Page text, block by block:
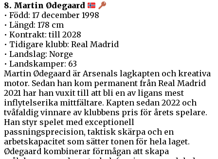
8. Martin Ødegaard
• Född: 17 december 1998
• Längd: 178 cm
• Kontrakt: till 2028
• Tidigare klubb: Real Madrid
• Landslag: Norge
• Landskamper: 63
Martin Ødegaard är Arsenals lagkapten och kreativa
motor. Sedan han kom permanent från Real Madrid
2021 har han vuxit till att bli en av ligans mest
inflytelserika mittfältare. Kapten sedan 2022 och
tvåfaldig vinnare av klubbens pris för årets spelare.
Han styr spelet med exceptionell
passningsprecision, taktisk skärpa och en
arbetskapacitet som sätter tonen för hela laget.
Ødegaard kombinerar förmågan att skapa